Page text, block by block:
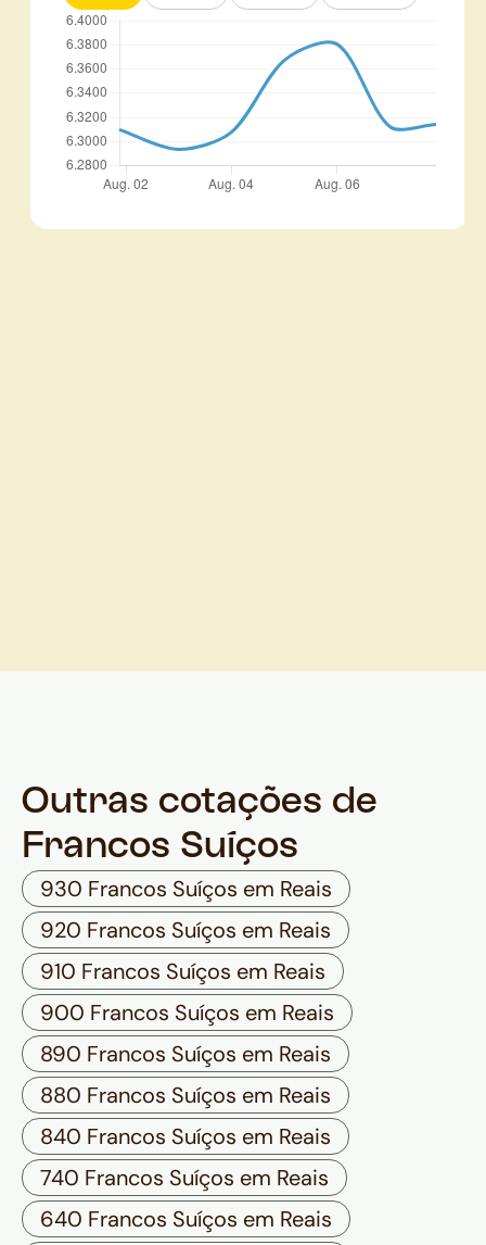
Outras cotações de
Francos Suíços
930 Francos Suíços em Reais
920 Francos Suíços em Reais
910 Francos Suíços em Reais
900 Francos Suíços em Reais
890 Francos Suíços em Reais
880 Francos Suíços em Reais
840 Francos Suíços em Reais
740 Francos Suíços em Reais
640 Francos Suíços em Reais